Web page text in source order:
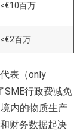
≤€10百万
≤€2百万
表（only
SME行政费减免
内的物质生产
财务数据起决